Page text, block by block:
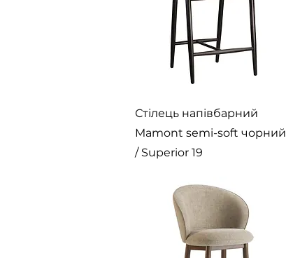
Швидкий перегляд
Стілець напівбарний
Mamont semi-soft чорний
/ Superior 19